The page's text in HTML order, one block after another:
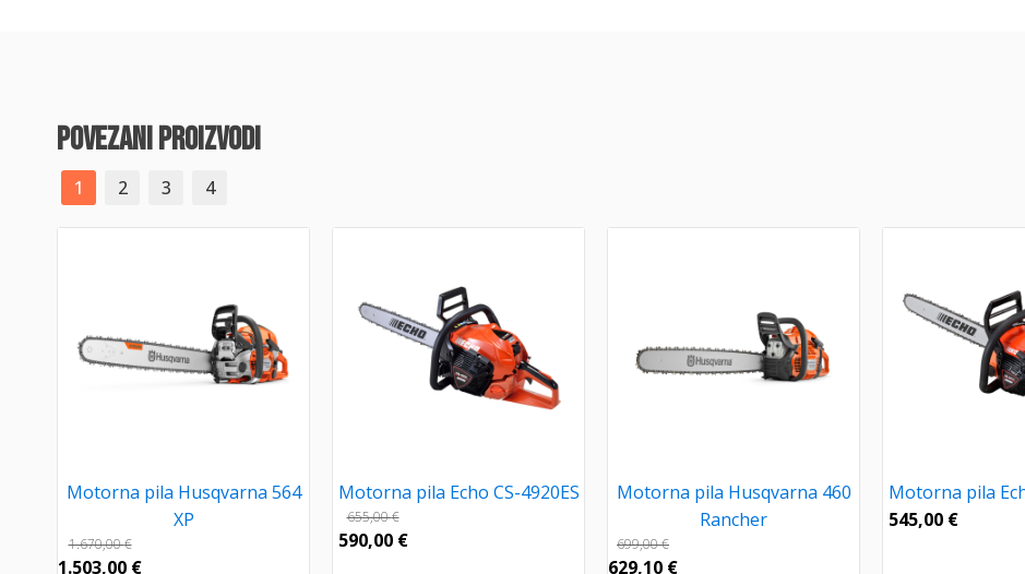
povezani proizvodi
1 2 3 4
Motorna pila Husqvarna 564
XP
1.670,00€
1.503,00 €
Motorna pila Echo CS-4920ES
655,00€
590,00 €
Motorna pila Husqvarna 460
Rancher
699,00€
629,10 €
Motorna pila
545,00 €